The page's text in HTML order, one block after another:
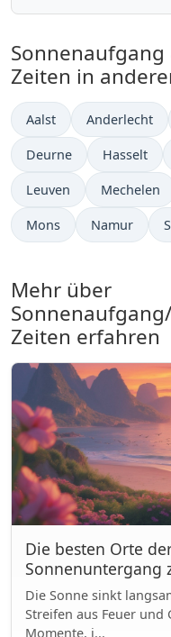
Zeiten in
Aalst Anderlecht
Deurne Hasselt
Leuven Mechelen
Mons Namur
Mehr über
Zeiten erfahren
Die besten Orte
Sonnenuntergang
Die Sonne sinkt
Streifen aus Feuer und
Momente, i...